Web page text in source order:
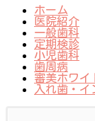
ホーム
医院紹介
一般歯科
定期検診
小児歯科
歯周病
審美ホワイ
入れ歯・イ